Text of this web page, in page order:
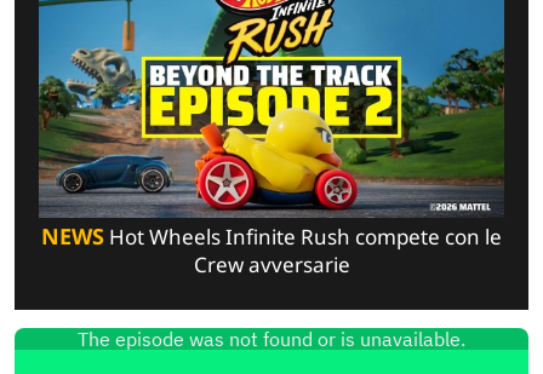
NEWS Hot Wheels Infinite Rush compete con le
Crew avversarie